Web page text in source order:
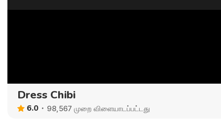
Dress Chibi
6.0 98,567 முறை விளையாடப்பட்டது